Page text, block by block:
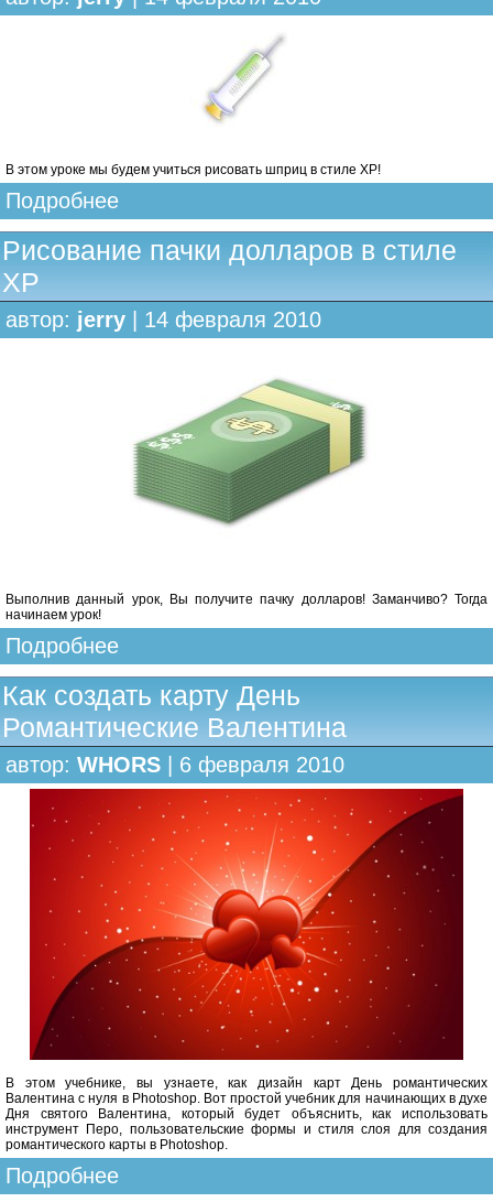
В этом уроке мы будем учиться рисовать шприц в стиле XP!
Подробнее
Рисование пачки долларов в стиле
XP
автор: jerry | 14 февраля 2010
Выполнив данный урок, Вы получите пачку долларов! Заманчиво? Тогда
начинаем урок!
Подробнее
Как создать карту День
Романтические Валентина
автор: WHORS | 6 февраля 2010
В этом учебнике, вы узнаете, как дизайн карт День романтических
Валентина с нуля в Photoshop. Вот простой учебник для начинающих в духе
Дня святого Валентина, который будет объяснить, как использовать
инструмент Перо, пользовательские формы и стиля слоя для создания
романтического карты в Photoshop.
Подробнее